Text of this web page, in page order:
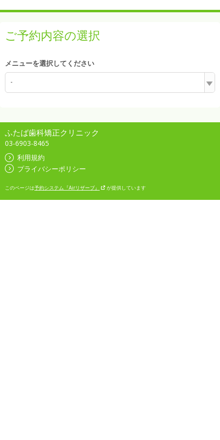
ご予約内容の選択
メニューを選択してください
-
ふたば歯科矯正クリニック
03-6903-8465
利用規約
プライバシーポリシー
このページは予約システム『Airリザーブ』 が提供しています